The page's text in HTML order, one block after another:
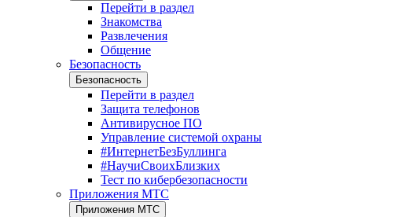
Перейти в раздел
Знакомства
Развлечения
Общение
Безопасность
Безопасность
Перейти в раздел
Защита телефонов
Антивирусное ПО
Управление системой охраны
#ИнтернетБезБуллинга
#НаучиСвоихБлизких
Тест по кибербезопасности
Приложения МТС
Приложения МТС